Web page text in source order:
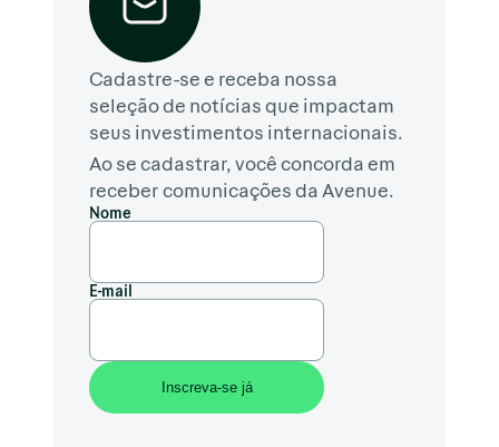
Cadastre-se e receba nossa
seleção de notícias que impactam
seus investimentos internacionais.
Ao se cadastrar, você concorda em
receber comunicações da Avenue.
Nome
E-mail